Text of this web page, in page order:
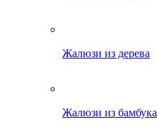
Жалюзи из дерева
Жалюзи из бамбука